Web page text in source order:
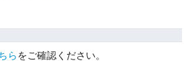
らをご確認ください。